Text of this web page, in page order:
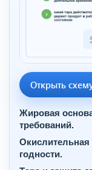
Открыть
Жировая
требований.
Окислительная
годности.